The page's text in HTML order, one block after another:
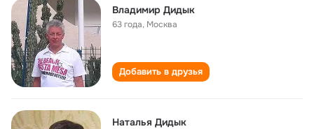
Владимир Дидык
63 года, Москва
Добавить в друзья
Наталья Дидык